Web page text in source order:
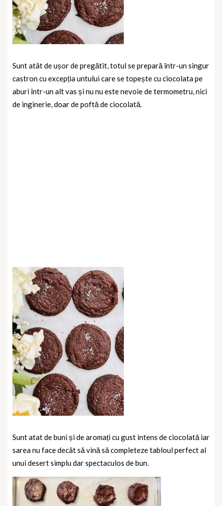
Sunt atât de ușor de pregătit, totul se prepară într-un singur
castron cu excepția untului care se topește cu ciocolata pe
aburi într-un alt vas și nu nu este nevoie de termometru, nici
de inginerie, doar de poftă de ciocolată.
Sunt atat de buni și de aromați cu gust intens de ciocolată iar
sarea nu face decât să vină să completeze tabloul perfect al
unui desert simplu dar spectaculos de bun.